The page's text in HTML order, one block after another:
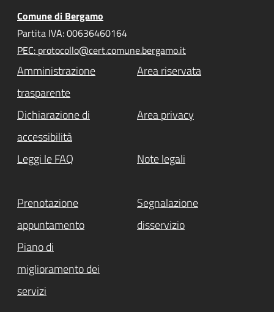
Comune di Bergamo
Partita IVA: 00636460164
PEC: protocollo@cert.comune.bergamo.it
Amministrazione
trasparente
Area riservata
Dichiarazione di
accessibilità
Area privacy
Leggi le FAQ Note legali
Prenotazione
appuntamento
Segnalazione
disservizio
Piano di
miglioramento dei
servizi